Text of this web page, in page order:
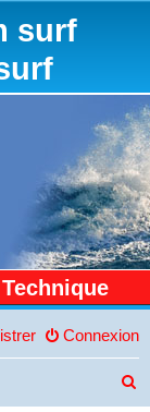
surf
Technique
Connexion